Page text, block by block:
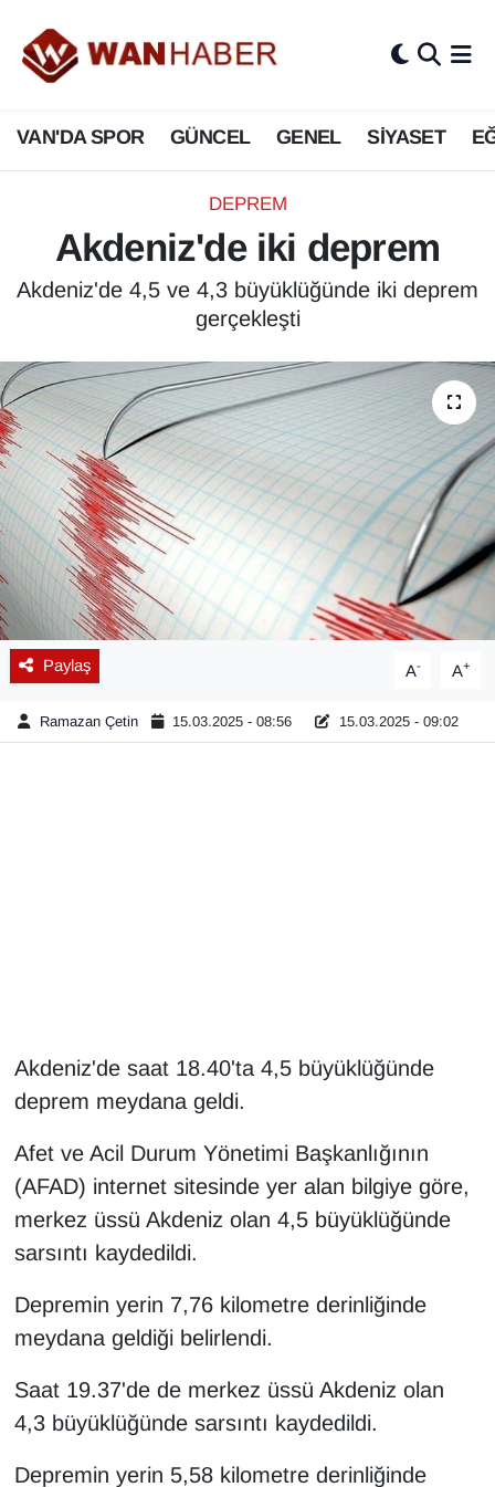
VAN'DA SPOR GÜNCEL GENEL SİYASET
DEPREM
Akdeniz'de iki deprem
Akdeniz'de 4,5 ve 4,3 büyüklüğünde iki deprem
gerçekleşti
Paylaş A- A+
Ramazan Çetin 15.03.2025 - 08:56 15.03.2025 - 09:02
Akdeniz'de saat 18.40'ta 4,5 büyüklüğünde
deprem meydana geldi.
Afet ve Acil Durum Yönetimi Başkanlığının
(AFAD) internet sitesinde yer alan bilgiye göre,
merkez üssü Akdeniz olan 4,5 büyüklüğünde
sarsıntı kaydedildi.
Depremin yerin 7,76 kilometre derinliğinde
meydana geldiği belirlendi.
Saat 19.37'de de merkez üssü Akdeniz olan
4,3 büyüklüğünde sarsıntı kaydedildi.
Depremin yerin 5,58 kilometre derinliğinde
3.SAYFA
ASAYİŞ
BİLİM VE TEKNOLOJİ
Biyografi
Bölge Haberleri
ÇEVRE
Deprem
Dernekler, Odalar
Diğer
DÜNYA
EĞİTİM
Haber
HABERDE İNSAN
İngilizce
Kadın
Kamu Alımları
Kim Kimdir?
Kültür & Sanat
Van Nöbetçi Eczaneler
Van Hava Durumu
Van Namaz Vakitleri
Van Trafik Yoğunluk Haritası
Süper Lig Puan Durumu ve Fikstür
Tüm Manşetler
Son Dakika Haberleri
Haber Arşivi